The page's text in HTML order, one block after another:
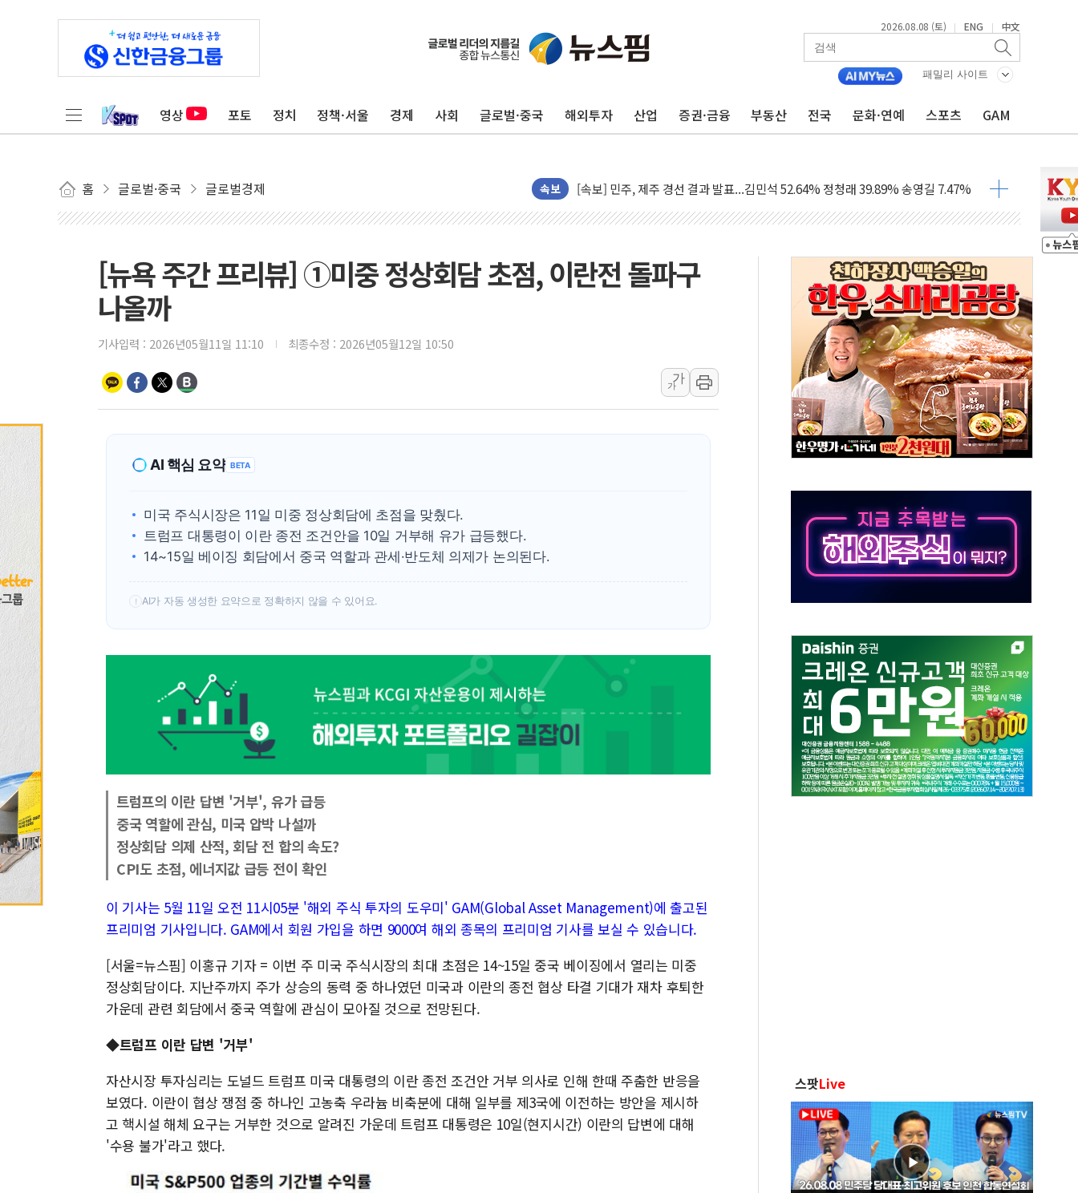
2026.08.08 (토) | ENG | 中文
패밀리 사이트
영상 포토 정치 정책·서울 경제 사회 글로벌·중국 해외투자 산업 증권·금융 부동산 전국 문화·연예 스포츠 GAM
홈 글로벌·중국 글로벌경제 속보
[속보] 민주, 제주·인천 경선 결과 발표...김민석 47.75% 정청래 42.08%
이번주 국내 주요 금융일정(8.10~8.14)
美, 이란전 출구전략 만지작…공습 한계·탄약 부족 현실화
폐기물 수거하다 참변…60대 환경미화원 수거차에 치여 사망
서울 중랑구 주택가서 흉기 난동…60대 남성 2명 숨져
李대통령 "결혼 때문에 손해 보는 일 없게"…'결혼 페널티' 22개 과제 손본다
여수 오동도 인근 해상서 모터보트 전복…1명 사망·1명 실종
추미애, '위안부' 피해자 기림의 날 참석..."국제적 시민 연대로 목소리 내야"
인천 선재도 갯벌서 해루질 중 실종 60대 나흘만에 숨진 채 발견
인천서 말다툼 중 어머니 흉기 살해 10대 아들 체포
'화합' 꺼낸 김민석에 '뻔뻔' 받아친 정청래…제주 연설서 신경전 고조
李대통령, ISA 개편 재검토 지시…與 "적극 환영"·野 "졸속 국정"
中 전방위 아파트 부양, 수도 베이징도 부동산 규제 철폐
인제 용대리 계곡서 수위 상승으로 피서객 7명 고립…전원 구조
동해시, 11~14일 '별똥별 멍' 운영…페르세우스 유성우 관측
[뉴욕 주간 프리뷰] ①미중 정상회담 초점, 이란전 돌파구
나올까
기사입력 : 2026년05월11일 11:10 최종수정 : 2026년05월12일 10:50
가
가
AI 핵심 요약 BETA
미국 주식시장은 11일 미중 정상회담에 초점을 맞췄다.
트럼프 대통령이 이란 종전 조건안을 10일 거부해 유가 급등했다.
14~15일 베이징 회담에서 중국 역할과 관세·반도체 의제가 논의된다.
! AI가 자동 생성한 요약으로 정확하지 않을 수 있어요.
트럼프의 이란 답변 '거부', 유가 급등
중국 역할에 관심, 미국 압박 나설까
정상회담 의제 산적, 회담 전 합의 속도?
CPI도 초점, 에너지값 급등 전이 확인
이 기사는 5월 11일 오전 11시05분 '해외 주식 투자의 도우미' GAM(Global Asset Management)에 출고된
프리미엄 기사입니다. GAM에서 회원 가입을 하면 9000여 해외 종목의 프리미엄 기사를 보실 수 있습니다.
[서울=뉴스핌] 이홍규 기자 = 이번 주 미국 주식시장의 최대 초점은 14~15일 중국 베이징에서 열리는 미중
정상회담이다. 지난주까지 주가 상승의 동력 중 하나였던 미국과 이란의 종전 협상 타결 기대가 재차 후퇴한
가운데 관련 회담에서 중국 역할에 관심이 모아질 것으로 전망된다.
◆트럼프 이란 답변 '거부'
자산시장 투자심리는 도널드 트럼프 미국 대통령의 이란 종전 조건안 거부 의사로 인해 한때 주춤한 반응을
보였다. 이란이 협상 쟁점 중 하나인 고농축 우라늄 비축분에 대해 일부를 제3국에 이전하는 방안을 제시하
고 핵시설 해체 요구는 거부한 것으로 알려진 가운데 트럼프 대통령은 10일(현지시간) 이란의 답변에 대해
'수용 불가'라고 했다.
스팟Live